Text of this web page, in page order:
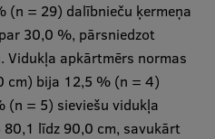
(n = 29) dalībnieču ķermeņa
30,0 %, pārsniedzot
Vidukļa apkārtmērs normas
cm) bija 12,5 % (n = 4)
(n = 5) sieviešu vidukļa
līdz 90,0 cm, savukārt